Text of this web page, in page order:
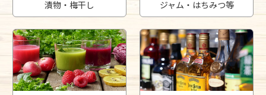
漬物・梅干し ジャム・はちみつ等